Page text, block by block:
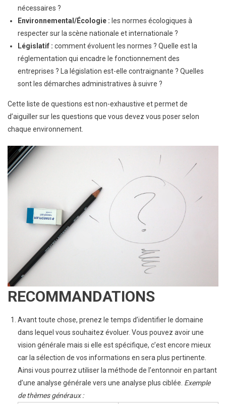
nécessaires ?
Environnemental/Écologie : les normes écologiques à
respecter sur la scène nationale et internationale ?
Législatif : comment évoluent les normes ? Quelle est la
réglementation qui encadre le fonctionnement des
entreprises ? La législation est-elle contraignante ? Quelles
sont les démarches administratives à suivre ?
Cette liste de questions est non-exhaustive et permet de
d’aiguiller sur les questions que vous devez vous poser selon
chaque environnement.
RECOMMANDATIONS
Avant toute chose, prenez le temps d’identifier le domaine
dans lequel vous souhaitez évoluer. Vous pouvez avoir une
vision générale mais si elle est spécifique, c’est encore mieux
car la sélection de vos informations en sera plus pertinente.
Ainsi vous pourrez utiliser la méthode de l’entonnoir en partant
d’une analyse générale vers une analyse plus ciblée. Exemple
de thèmes généraux :